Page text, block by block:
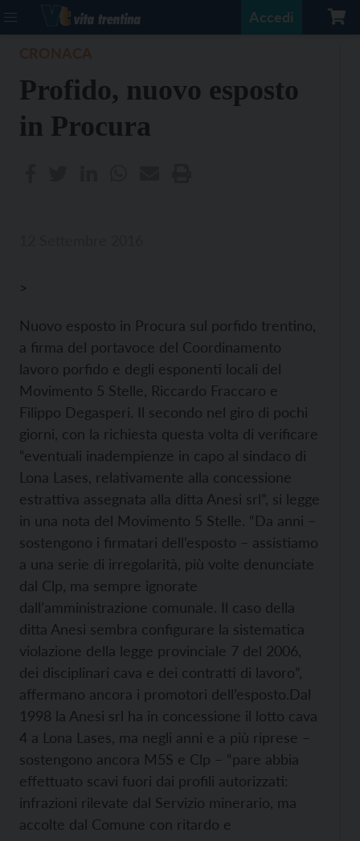
Accedi
Profido, nuovo esposto
in Procura
>
Nuovo esposto in Procura sul porfido trentino,
a firma del portavoce del Coordinamento
lavoro porfido e degli esponenti locali del
Movimento 5 Stelle, Riccardo Fraccaro e
Filippo Degasperi. Il secondo nel giro di pochi
giorni, con la richiesta questa volta di verificare
“eventuali inadempienze in capo al sindaco di
Lona Lases, relativamente alla concessione
estrattiva assegnata alla ditta Anesi srl”, si legge
in una nota del Movimento 5 Stelle. “Da anni –
sostengono i firmatari dell’esposto – assistiamo
a una serie di irregolarità, più volte denunciate
dal Clp, ma sempre ignorate
dall’amministrazione comunale. Il caso della
ditta Anesi sembra configurare la sistematica
violazione della legge provinciale 7 del 2006,
dei disciplinari cava e dei contratti di lavoro”,
affermano ancora i promotori dell’esposto.Dal
1998 la Anesi srl ha in concessione il lotto cava
4 a Lona Lases, ma negli anni e a più riprese –
sostengono ancora M5S e Clp – “pare abbia
effettuato scavi fuori dai profili autorizzati:
infrazioni rilevate dal Servizio minerario, ma
accolte dal Comune con ritardo e